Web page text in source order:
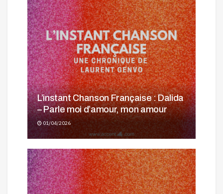
L’instant Chanson Française : Dalida
– Parle moi d’amour, mon amour
01/04/2026